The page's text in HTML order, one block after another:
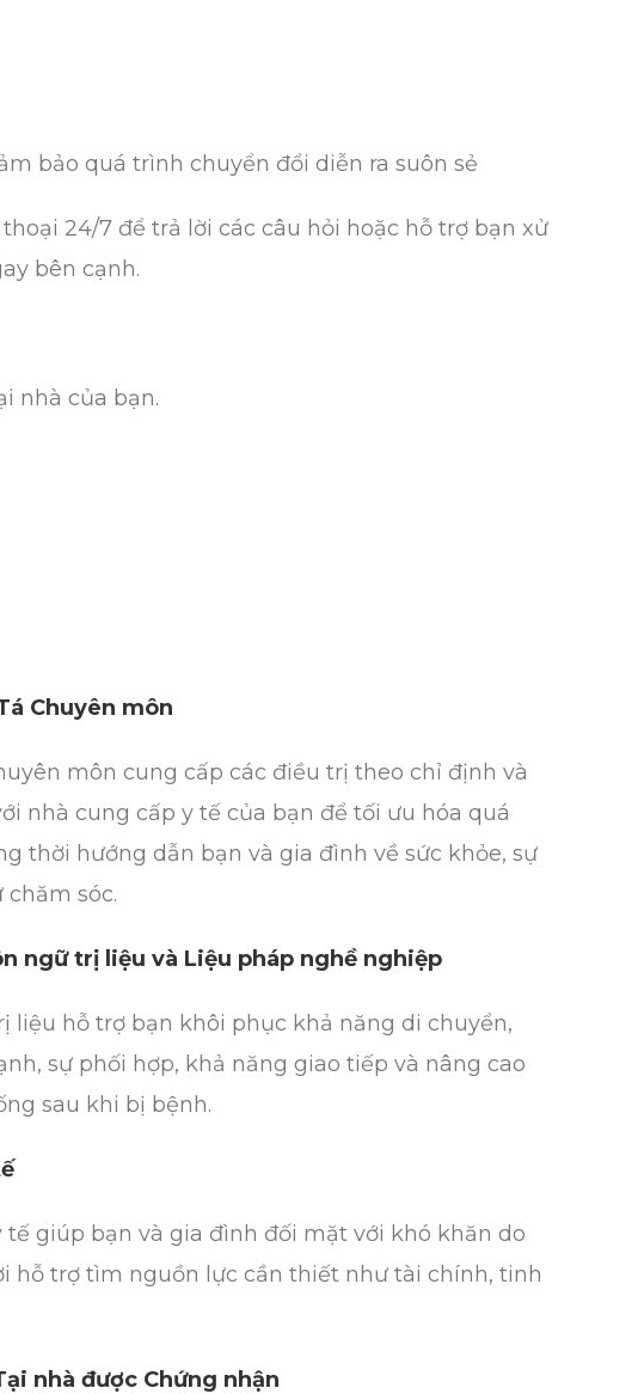
bảo quá trình chuyển đổi diễn ra suôn sẻ
24/7 để trả lời các câu hỏi hoặc hỗ trợ bạn xử
bên cạnh.
nhà của bạn.
Chuyên môn
môn cung cấp các điều trị theo chỉ định và
nhà cung cấp y tế của bạn để tối ưu hóa quá
thời hướng dẫn bạn và gia đình về sức khỏe, sự
sóc.
ngữ trị liệu và Liệu pháp nghề nghiệp
liệu hỗ trợ bạn khôi phục khả năng di chuyển,
sự phối hợp, khả năng giao tiếp và nâng cao
sau khi bị bệnh.
tế giúp bạn và gia đình đối mặt với khó khăn do
hỗ trợ tìm nguồn lực cần thiết như tài chính, tinh
nhà được Chứng nhận